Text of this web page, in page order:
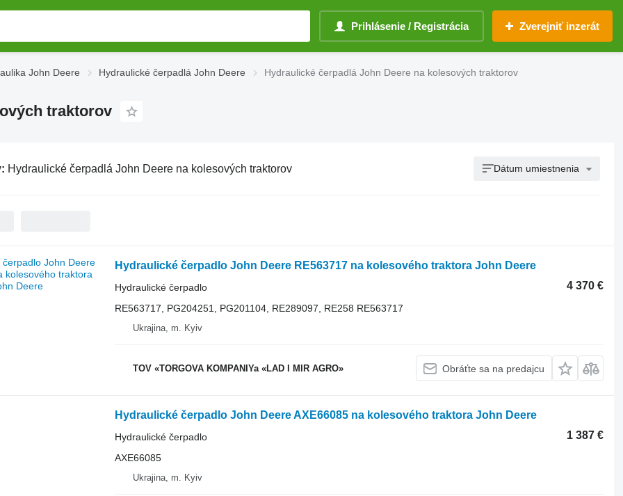
Prihlásenie / Registrácia Zverejniť inzerát
John Deere Hydraulické čerpadlá John Deere Hydraulické čerpadlá John Deere na kolesových traktorov
traktorov
Hydraulické čerpadlá John Deere na kolesových traktorov Dátum umiestnenia
Hydraulické čerpadlo John Deere RE563717 na kolesového traktora John Deere
4 370 €
Hydraulické čerpadlo
RE563717, PG204251, PG201104, RE289097, RE258 RE563717
Ukrajina, m. Kyiv
TOV «TORGOVA KOMPANIYa «LAD I MIR AGRO» Obráťte sa na predajcu
Hydraulické čerpadlo John Deere AXE66085 na kolesového traktora John Deere
1 387 €
Hydraulické čerpadlo
AXE66085
Ukrajina, m. Kyiv